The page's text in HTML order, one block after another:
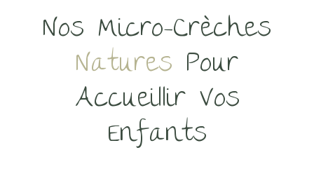
Nos Micro-Crèches
Natures Pour
Accueillir Vos
Enfants